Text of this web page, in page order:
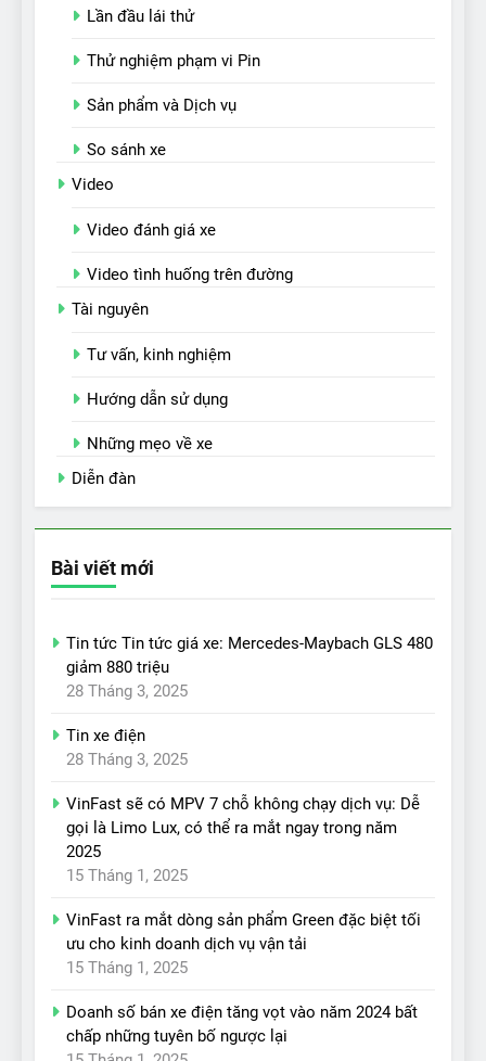
Lần đầu lái thử
Thử nghiệm phạm vi Pin
Sản phẩm và Dịch vụ
So sánh xe
Video
Video đánh giá xe
Video tình huống trên đường
Tài nguyên
Tư vấn, kinh nghiệm
Hướng dẫn sử dụng
Những mẹo về xe
Diễn đàn
Bài viết mới
Tin tức Tin tức giá xe: Mercedes-Maybach GLS 480
giảm 880 triệu
28 Tháng 3, 2025
Tin xe điện
28 Tháng 3, 2025
VinFast sẽ có MPV 7 chỗ không chạy dịch vụ: Dễ
gọi là Limo Lux, có thể ra mắt ngay trong năm
2025
15 Tháng 1, 2025
VinFast ra mắt dòng sản phẩm Green đặc biệt tối
ưu cho kinh doanh dịch vụ vận tải
15 Tháng 1, 2025
Doanh số bán xe điện tăng vọt vào năm 2024 bất
chấp những tuyên bố ngược lại